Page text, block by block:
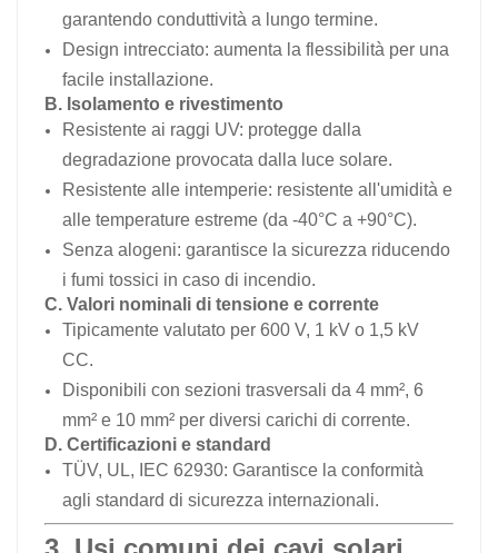
garantendo conduttività a lungo termine.
Design intrecciato: aumenta la flessibilità per una
facile installazione.
B. Isolamento e rivestimento
Resistente ai raggi UV: protegge dalla
degradazione provocata dalla luce solare.
Resistente alle intemperie: resistente all'umidità e
alle temperature estreme (da -40°C a +90°C).
Senza alogeni: garantisce la sicurezza riducendo
i fumi tossici in caso di incendio.
C. Valori nominali di tensione e corrente
Tipicamente valutato per 600 V, 1 kV o 1,5 kV
CC.
Disponibili con sezioni trasversali da 4 mm², 6
mm² e 10 mm² per diversi carichi di corrente.
D. Certificazioni e standard
TÜV, UL, IEC 62930: Garantisce la conformità
agli standard di sicurezza internazionali.